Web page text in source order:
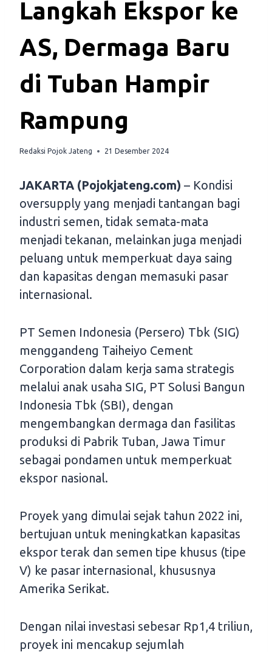
Langkah Ekspor ke
AS, Dermaga Baru
di Tuban Hampir
Rampung
Redaksi Pojok Jateng 21 Desember 2024
JAKARTA (Pojokjateng.com) – Kondisi
oversupply yang menjadi tantangan bagi
industri semen, tidak semata-mata
menjadi tekanan, melainkan juga menjadi
peluang untuk memperkuat daya saing
dan kapasitas dengan memasuki pasar
internasional.
PT Semen Indonesia (Persero) Tbk (SIG)
menggandeng Taiheiyo Cement
Corporation dalam kerja sama strategis
melalui anak usaha SIG, PT Solusi Bangun
Indonesia Tbk (SBI), dengan
mengembangkan dermaga dan fasilitas
produksi di Pabrik Tuban, Jawa Timur
sebagai pondamen untuk memperkuat
ekspor nasional.
Proyek yang dimulai sejak tahun 2022 ini,
bertujuan untuk meningkatkan kapasitas
ekspor terak dan semen tipe khusus (tipe
V) ke pasar internasional, khususnya
Amerika Serikat.
Dengan nilai investasi sebesar Rp1,4 triliun,
proyek ini mencakup sejumlah